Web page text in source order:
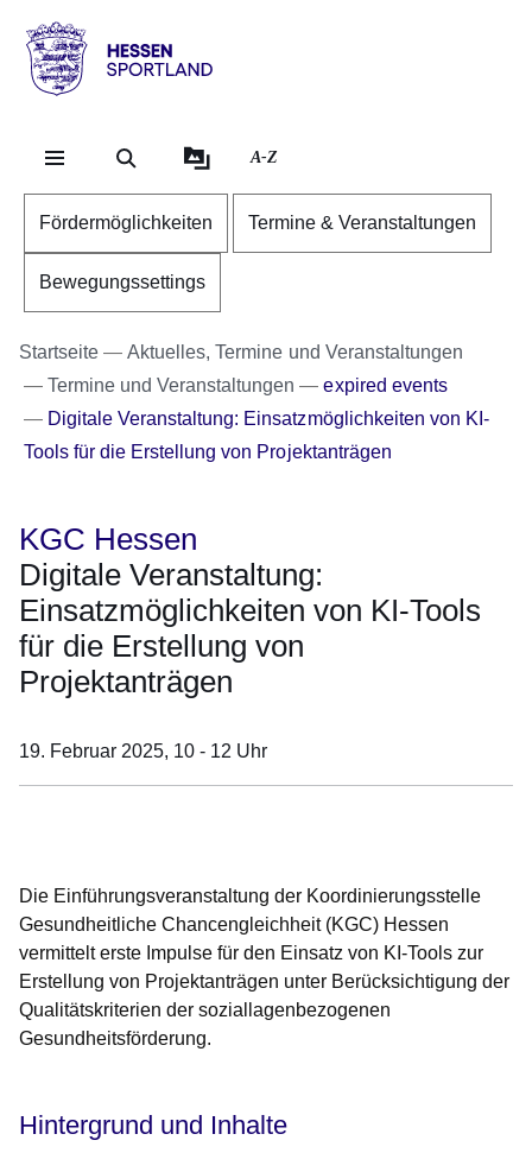
Hessen
Sportland
A-Z
Fördermöglichkeiten Termine & Veranstaltungen
Bewegungssettings
Startseite
Aktuelles, Termine und Veranstaltungen
Termine und Veranstaltungen
expired events
Digitale Veranstaltung: Einsatzmöglichkeiten von KI-
Tools für die Erstellung von Projektanträgen
KGC Hessen
Digitale Veranstaltung:
Einsatzmöglichkeiten von KI-Tools
für die Erstellung von
Projektanträgen
19. Februar 2025, 10 - 12 Uhr
Die Einführungsveranstaltung der Koordinierungsstelle
Gesundheitliche Chancengleichheit (KGC) Hessen
vermittelt erste Impulse für den Einsatz von KI-Tools zur
Erstellung von Projektanträgen unter Berücksichtigung der
Qualitätskriterien der soziallagenbezogenen
Gesundheitsförderung.
Hintergrund und Inhalte